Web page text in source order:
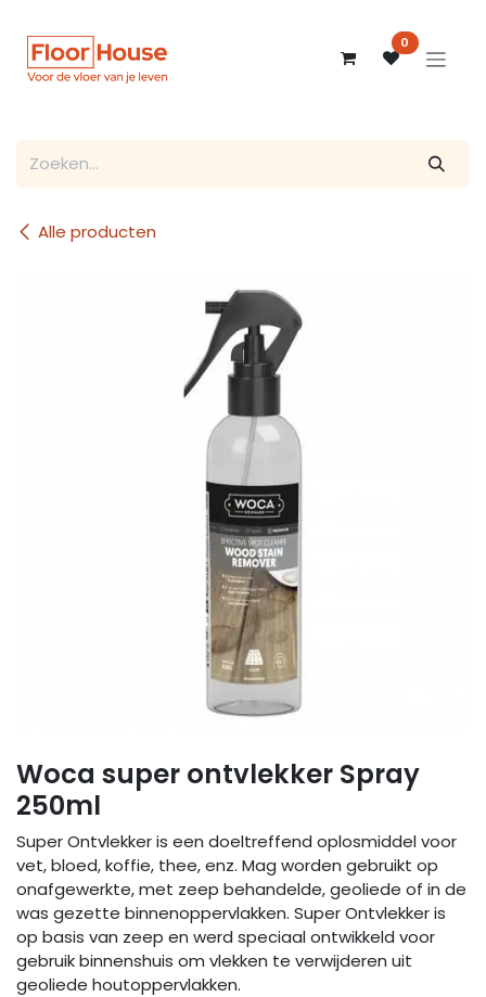
0
Alle producten
Woca super ontvlekker Spray
250ml
Super Ontvlekker is een doeltreffend oplosmiddel voor
vet, bloed, koffie, thee, enz. Mag worden gebruikt op
onafgewerkte, met zeep behandelde, geoliede of in de
was gezette binnenoppervlakken. Super Ontvlekker is
op basis van zeep en werd speciaal ontwikkeld voor
gebruik binnenshuis om vlekken te verwijderen uit
geoliede houtoppervlakken.